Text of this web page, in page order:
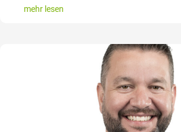
mehr lesen